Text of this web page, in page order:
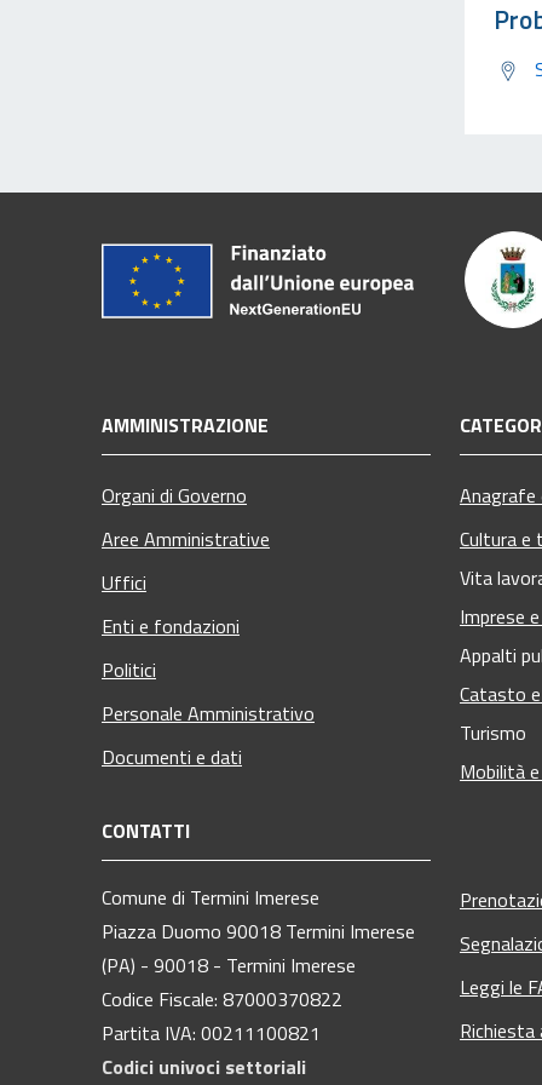
AMMINISTRAZIONE
Organi di Governo
Aree Amministrative
Uffici
Enti e fondazioni
Politici
Personale Amministrativo
Documenti e dati
Cultura e
Vita
Imprese
Appalti
Catasto
Turismo
Mobilità
CONTATTI
Comune di Termini Imerese
Piazza Duomo 90018 Termini Imerese
(PA) - 90018 - Termini Imerese
Codice Fiscale: 87000370822
Partita IVA: 00211100821
Codici univoci settoriali
Leggi le